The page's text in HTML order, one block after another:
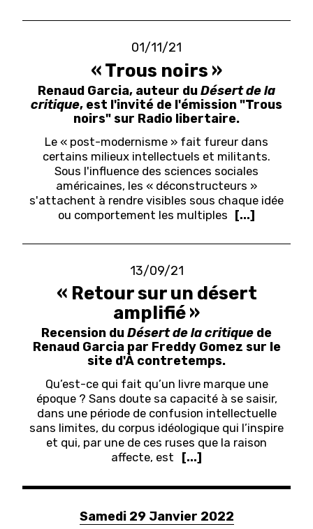
01/11/21
« Trous noirs »
Renaud Garcia, auteur duDésert de la
critique, est l'invité de l'émission "Trous
noirs" sur Radio libertaire.
Le « post-modernisme » fait fureur dans
certains milieux intellectuels et militants.
Sous l'influence des sciences sociales
américaines, les « déconstructeurs »
s'attachent à rendre visibles sous chaque idée
ou comportement les multiples [...]
13/09/21
« Retour sur un désert
amplifié »
Recension duDésert de la critique de
Renaud Garcia par Freddy Gomez sur le
site d'À contretemps.
Qu’est-ce qui fait qu’un livre marque une
époque ? Sans doute sa capacité à se saisir,
dans une période de confusion intellectuelle
sans limites, du corpus idéologique qui l’inspire
et qui, par une de ces ruses que la raison
affecte, est
[...]
Samedi 29 Janvier 2022